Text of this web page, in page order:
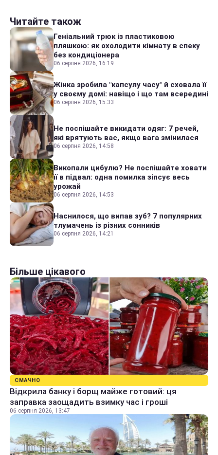
Читайте також
Геніальний трюк із пластиковою
пляшкою: як охолодити кімнату в спеку
без кондиціонера
06 серпня 2026, 16:19
Жінка зробила "капсулу часу" й сховала її
у своєму домі: навіщо і що там всередині
06 серпня 2026, 15:33
Не поспішайте викидати одяг: 7 речей,
які врятують вас, якщо вага змінилася
06 серпня 2026, 14:58
Викопали цибулю? Не поспішайте ховати
її в підвал: одна помилка зіпсує весь
урожай
06 серпня 2026, 14:53
Наснилося, що випав зуб? 7 популярних
тлумачень із різних сонників
06 серпня 2026, 14:21
Більше цікавого
СМАЧНО
Відкрила банку і борщ майже готовий: ця
заправка заощадить взимку час і гроші
06 серпня 2026, 13:47